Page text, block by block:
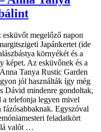
megelőző napon
Japánkertet (ide
környékét és a
képet. Az esküvőnek és a
Tanya Rustic Garden
jól használták így még
Dávid mindenre gondoltak,
telefonja legyen mivel
Egyszóval
feladatkört
valót …